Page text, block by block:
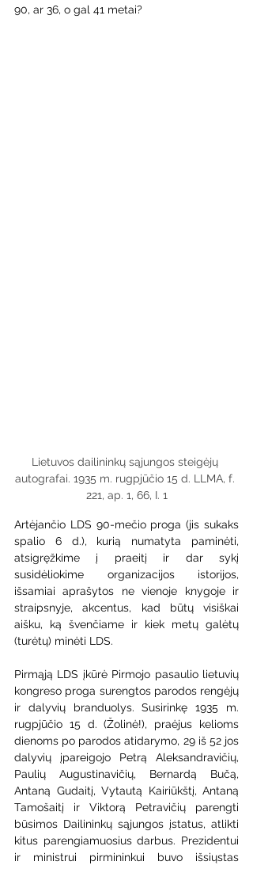
90, ar 36, o gal 41 metai?
Lietuvos dailininkų sąjungos steigėjų
autografai. 1935 m. rugpjūčio 15 d. LLMA, f.
221, ap. 1, 66, I. 1
Artėjančio LDS 90-mečio proga (jis sukaks
spalio 6 d.), kurią numatyta paminėti,
atsigręžkime į praeitį ir dar sykį
susidėliokime organizacijos istorijos,
išsamiai aprašytos ne vienoje knygoje ir
straipsnyje, akcentus, kad būtų visiškai
aišku, ką švenčiame ir kiek metų galėtų
(turėtų) minėti LDS.
Pirmąją LDS įkūrė Pirmojo pasaulio lietuvių
kongreso proga surengtos parodos rengėjų
ir dalyvių branduolys. Susirinkę 1935 m.
rugpjūčio 15 d. (Žolinė!), praėjus kelioms
dienoms po parodos atidarymo, 29 iš 52 jos
dalyvių įpareigojo Petrą Aleksandravičių,
Paulių Augustinavičių, Bernardą Bučą,
Antaną Gudaitį, Vytautą Kairiūkštį, Antaną
Tamošaitį ir Viktorą Petravičių parengti
būsimos Dailininkų sąjungos įstatus, atlikti
kitus parengiamuosius darbus. Prezidentui
ir ministrui pirmininkui buvo išsiųstas